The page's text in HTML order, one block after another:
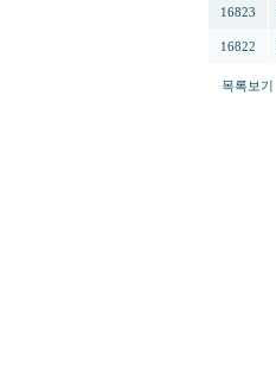
16823
16822
목록보기